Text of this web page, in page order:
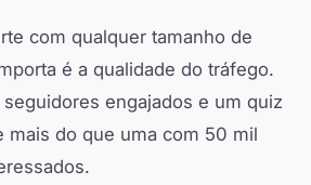
com qualquer tamanho de
é a qualidade do tráfego.
engajados e um quiz
mais do que uma com 50 mil